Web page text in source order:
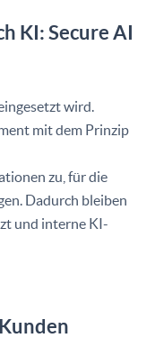
KI: Secure AI
wird.
mit dem Prinzip
zu, für die
Dadurch bleiben
und interne KI-